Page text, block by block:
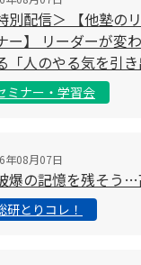
別配信＞ 【他塾の
ー】 リーダーが変
「人のやる気を引
ミナー・学習会
年08月07日
の記憶を残そう…
研とりコレ！